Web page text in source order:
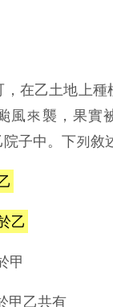
在乙土地上種
風來襲，果實
子中。下列敘
乙
甲
甲乙共有